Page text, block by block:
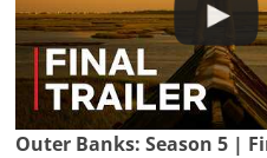
Outer Banks: Season 5 |